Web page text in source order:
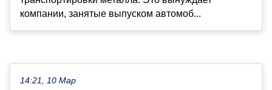
компании, занятые выпуском автомоб...
14:21, 10 Мар